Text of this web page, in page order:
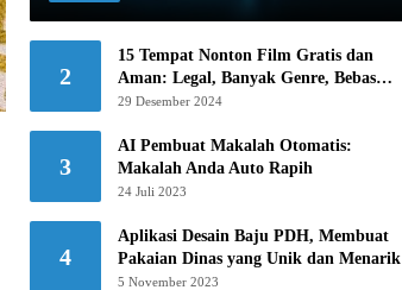
2
15 Tempat Nonton Film Gratis dan
Aman: Legal, Banyak Genre, Bebas
Khawatir!
29 Desember 2024
3
AI Pembuat Makalah Otomatis:
Makalah Anda Auto Rapih
24 Juli 2023
4
Aplikasi Desain Baju PDH, Membuat
Pakaian Dinas yang Unik dan Menarik
5 November 2023